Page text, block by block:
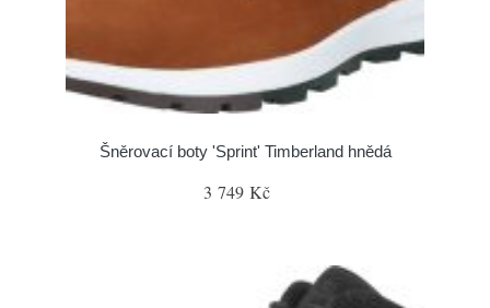
Šněrovací boty 'Sprint' Timberland hnědá
3 749 Kč